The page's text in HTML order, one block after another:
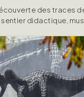
des traces
didactique,